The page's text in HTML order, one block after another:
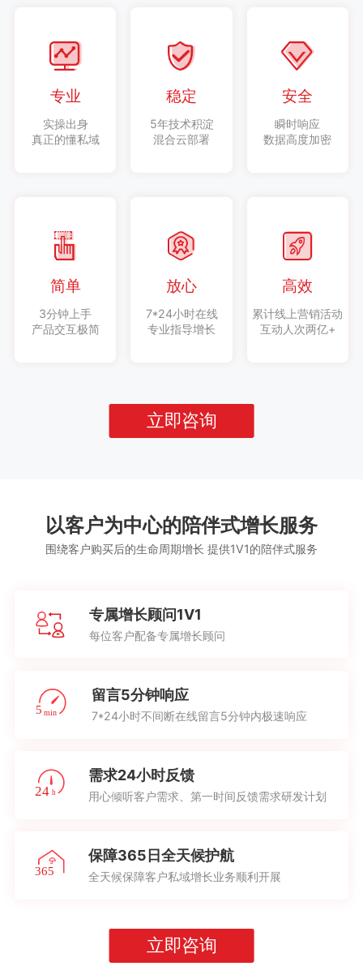
专业
实操出身
真正的懂私域
稳定
5年技术积淀
混合云部署
安全
瞬时响应
数据高度加密
简单
3分钟上手
产品交互极简
放心
7*24小时在线
专业指导增长
高效
累计线上营销活动
互动人次两亿+
立即咨询
以客户为中心的陪伴式增长服务
围绕客户购买后的生命周期增长 提供1V1的陪伴式服务
专属增长顾问1V1
每位客户配备专属增长顾问
留言5分钟响应
7*24小时不间断在线留言5分钟内极速响应
需求24小时反馈
用心倾听客户需求、第一时间反馈需求研发计划
保障365日全天候护航
全天候保障客户私域增长业务顺利开展
立即咨询